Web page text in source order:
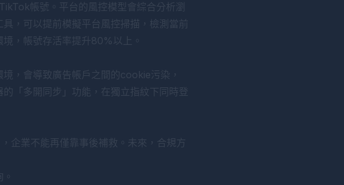
帳號。平台的風控模型會綜合分析瀏
，可以提前模擬平台風控掃描，檢測當前
，帳號存活率提升80%以上。
，會導致廣告帳戶之間的cookie污染，
的「多開同步」功能，在獨立指紋下同時登
企業不能再僅靠事後補救。未來，合規方